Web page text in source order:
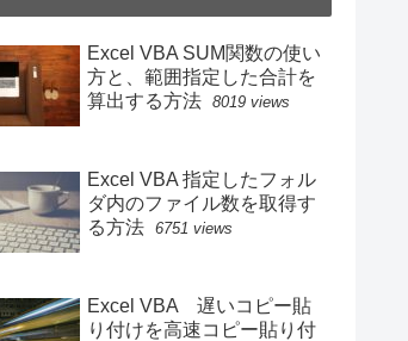
Excel VBA SUM関数の使い
方と、範囲指定した合計を
算出する方法 8019 views
Excel VBA 指定したフォル
ダ内のファイル数を取得す
る方法 6751 views
Excel VBA 遅いコピー貼
り付けを高速コピー貼り付